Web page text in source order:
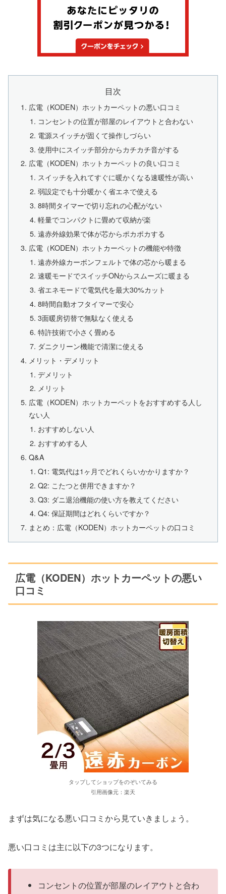
目次
広電（KODEN）ホットカーペットの悪い口コミ
コンセントの位置が部屋のレイアウトと合わない
電源スイッチが固くて操作しづらい
使用中にスイッチ部分からカチカチ音がする
広電（KODEN）ホットカーペットの良い口コミ
スイッチを入れてすぐに暖かくなる速暖性が高い
弱設定でも十分暖かく省エネで使える
8時間タイマーで切り忘れの心配がない
軽量でコンパクトに畳めて収納が楽
遠赤外線効果で体が芯からポカポカする
広電（KODEN）ホットカーペットの機能や特徴
遠赤外線カーボンフェルトで体の芯から暖まる
速暖モードでスイッチONからスムーズに暖まる
省エネモードで電気代を最大30%カット
8時間自動オフタイマーで安心
3面暖房切替で無駄なく使える
特許技術で小さく畳める
ダニクリーン機能で清潔に使える
メリット・デメリット
デメリット
メリット
広電（KODEN）ホットカーペットをおすすめする人し
ない人
おすすめしない人
おすすめする人
Q&A
Q1: 電気代は1ヶ月でどれくらいかかりますか？
Q2: こたつと併用できますか？
Q3: ダニ退治機能の使い方を教えてください
Q4: 保証期間はどれくらいですか？
まとめ：広電（KODEN）ホットカーペットの口コミ
広電（KODEN）ホットカーペットの悪い
口コミ
タップしてショップをのぞいてみる
引用画像元：楽天
まずは気になる悪い口コミから見ていきましょう。
悪い口コミは主に以下の3つになります。
コンセントの位置が部屋のレイアウトと合わ